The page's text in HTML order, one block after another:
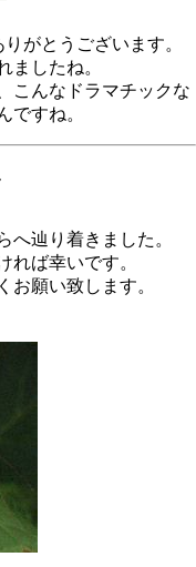
がとうございます。
したね。
こんなドラマチックな
ですね。
辿り着きました。
ば幸いです。
願い致します。